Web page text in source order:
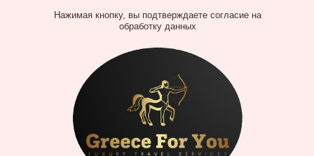
Нажимая кнопку, вы подтверждаете согласие на
обработку данных